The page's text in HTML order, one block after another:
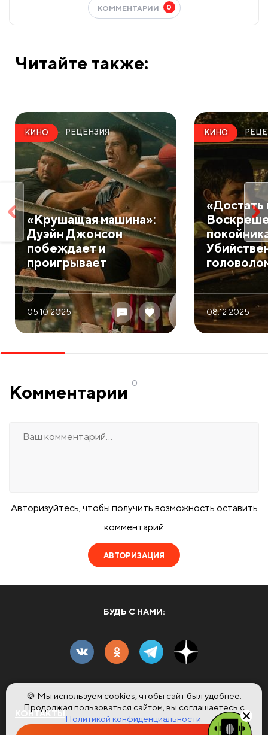
КОММЕНТАРИИ 0
Читайте также:
КИНО РЕЦЕНЗИЯ
​«Крушащая машина»:
Дуэйн Джонсон
побеждает и
проигрывает
05.10 2025
КИНО
08.12 2025
Комментарии 0
Авторизуйтесь, чтобы получить возможность оставить
комментарий
АВТОРИЗАЦИЯ
БУДЬ С НАМИ:
КОНТАКТЫ
🍪 Мы используем cookies, чтобы сайт был удобнее.
Продолжая пользоваться сайтом, вы соглашаетесь с
Политикой конфиденциальности.